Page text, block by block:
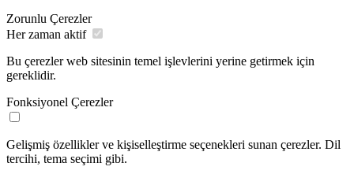
Zorunlu Çerezler
Her zaman aktif
Bu çerezler web sitesinin temel işlevlerini yerine getirmek için
gereklidir.
Fonksiyonel Çerezler
Gelişmiş özellikler ve kişiselleştirme seçenekleri sunan çerezler. Dil
tercihi, tema seçimi gibi.